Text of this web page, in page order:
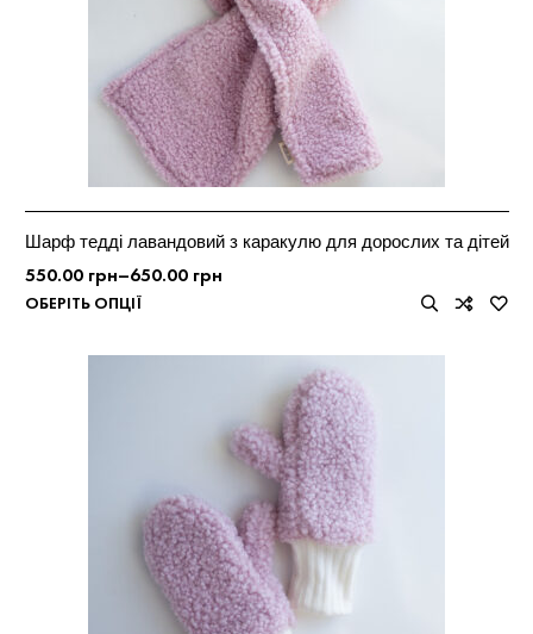
Шарф тедді лавандовий з каракулю для дорослих та дітей
550.00 грн–650.00 грн
ОБЕРІТЬ ОПЦІЇ